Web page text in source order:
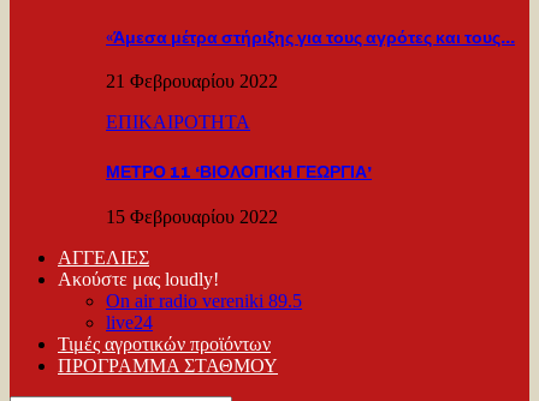
«Άμεσα μέτρα στήριξης για τους αγρότες και τους…
21 Φεβρουαρίου 2022
ΕΠΙΚΑΙΡΟΤΗΤΑ
ΜΕΤΡΟ 11 ‘ΒΙΟΛΟΓΙΚΗ ΓΕΩΡΓΙΑ’
15 Φεβρουαρίου 2022
ΑΓΓΕΛΙΕΣ
Ακούστε μας loudly!
On air radio vereniki 89.5
live24
Τιμές αγροτικών προϊόντων
ΠΡΟΓΡΑΜΜΑ ΣΤΑΘΜΟΥ